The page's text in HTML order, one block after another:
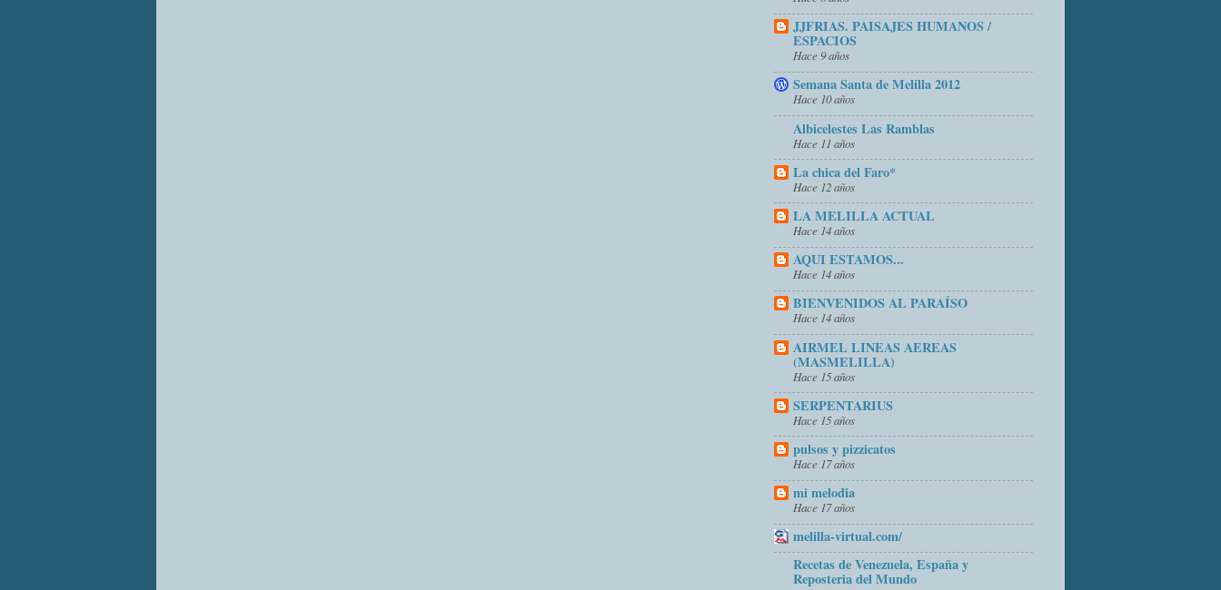
JJFRIAS. PAISAJES HUMANOS /
ESPACIOS
Hace 9 años
Semana Santa de Melilla 2012
Hace 10 años
Albicelestes Las Ramblas
Hace 11 años
La chica del Faro*
Hace 12 años
LA MELILLA ACTUAL
Hace 14 años
AQUI ESTAMOS...
Hace 14 años
BIENVENIDOS AL PARAÍSO
Hace 14 años
AIRMEL LINEAS AEREAS
(MASMELILLA)
Hace 15 años
SERPENTARIUS
Hace 15 años
pulsos y pizzicatos
Hace 17 años
mi melodia
Hace 17 años
melilla-virtual.com/
Recetas de Venezuela, España y
Reposteria del Mundo